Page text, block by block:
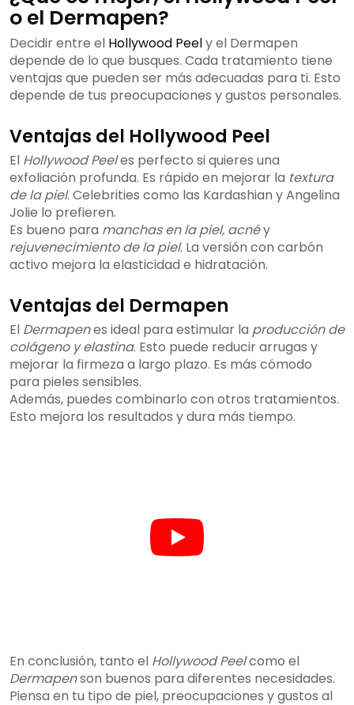
o el Dermapen?
Decidir entre el Hollywood Peely el Dermapen
depende de lo que busques. Cada tratamiento tiene
ventajas que pueden ser más adecuadas para ti. Esto
depende de tus preocupaciones y gustos personales.
Ventajas del Hollywood Peel
El Hollywood Peeles perfecto si quieres una
exfoliación profunda. Es rápido en mejorar la textura
de la piel. Celebrities como las Kardashian y Angelina
Jolie lo prefieren.
Es bueno para manchas en la piel, acnéy
rejuvenecimiento de la piel. La versión con carbón
activo mejora la elasticidad e hidratación.
Ventajas del Dermapen
El Dermapenes ideal para estimular la producción de
colágeno y elastina. Esto puede reducir arrugas y
mejorar la firmeza a largo plazo. Es más cómodo
para pieles sensibles.
Además, puedes combinarlo con otros tratamientos.
Esto mejora los resultados y dura más tiempo.
En conclusión, tanto el Hollywood Peelcomo el
Dermapenson buenos para diferentes necesidades.
Piensa en tu tipo de piel, preocupaciones y gustos al